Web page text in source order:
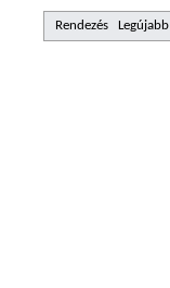
Rendezés